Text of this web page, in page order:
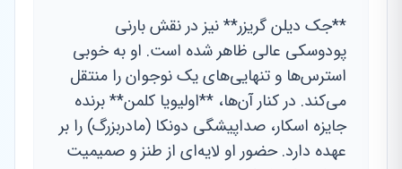
**جک دیلن گریزر** نیز در نقش بارنی
پودوسکی عالی ظاهر شده است. او به خوبی
استرس‌ها و تنهایی‌های یک نوجوان را منتقل
می‌کند. در کنار آن‌ها، **اولیویا کلمن** برنده
جایزه اسکار، صداپیشگی دونکا (مادربزرگ) را بر
عهده دارد. حضور او لایه‌ای از طنز و صمیمیت